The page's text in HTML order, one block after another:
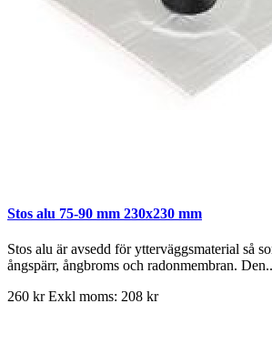
Stos alu 75-90 mm 230x230 mm
Stos alu är avsedd för ytterväggsmaterial så
ångspärr, ångbroms och radonmembran. Den..
260 krExkl moms: 208 kr